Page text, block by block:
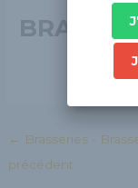
← Brasseries -
précédent